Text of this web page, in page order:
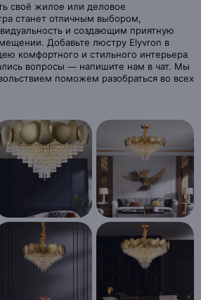
своё жилое или деловое
станет отличным выбором,
и создающим приятную
Добавьте люстру Elyvron в
комфортного и стильного интерьера
вопросы — напишите нам в чат. Мы
поможем разобраться во всех